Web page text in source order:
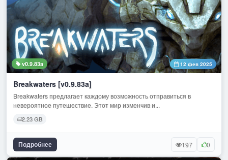
v0.9.83a 12 фев 2025
Breakwaters [v0.9.83a]
Breakwaters предлагает каждому возможность отправиться в
невероятное путешествие. Этот мир изменчив и...
2.23 GB
Подробнее 197 0